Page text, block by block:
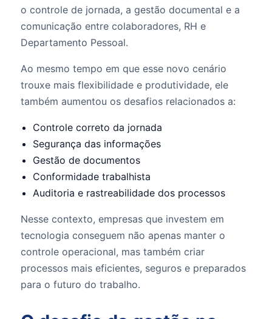
o controle de jornada, a gestão documental e a
comunicação entre colaboradores, RH e
Departamento Pessoal.
Ao mesmo tempo em que esse novo cenário
trouxe mais flexibilidade e produtividade, ele
também aumentou os desafios relacionados a:
Controle correto da jornada
Segurança das informações
Gestão de documentos
Conformidade trabalhista
Auditoria e rastreabilidade dos processos
Nesse contexto, empresas que investem em
tecnologia conseguem não apenas manter o
controle operacional, mas também criar
processos mais eficientes, seguros e preparados
para o futuro do trabalho.